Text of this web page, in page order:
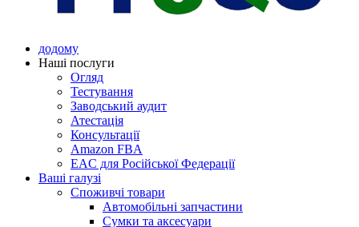
додому
Наші послуги
Огляд
Тестування
Заводський аудит
Атестація
Консультації
Amazon FBA
EAC для Російської Федерації
Ваші галузі
Споживчі товари
Автомобільні запчастини
Сумки та аксесуари